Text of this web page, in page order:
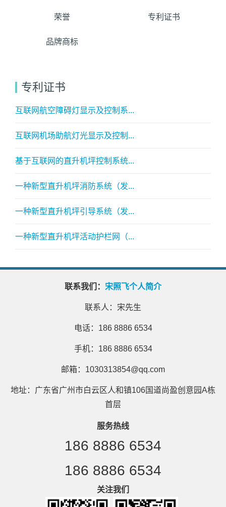
荣誉 专利证书
品牌商标
专利证书
互联网航空障碍灯显示及控制系...
互联网机场助航灯光显示及控制...
基于互联网的直升机坪控制系统...
一种新型直升机坪消防系统（发...
一种新型直升机坪引导系统（发...
一种新型直升机坪活动护栏网（...
联系我们： 宋照飞个人简介
联系人：宋先生
电话：186 8886 6534
手机：186 8886 6534
邮箱：1030313854@qq.com
地址：广东省广州市白云区人和镇106国道尚盈创意园A栋
首层
服务热线
186 8886 6534
186 8886 6534
关注我们